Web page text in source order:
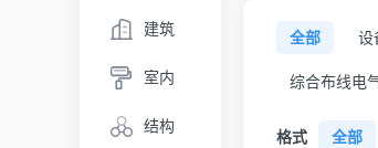
建筑
室内
结构
全部 设
综合布线电
格式 全部